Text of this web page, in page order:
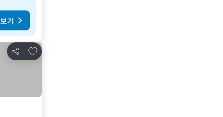
기
공유
즐겨찾기에 추가